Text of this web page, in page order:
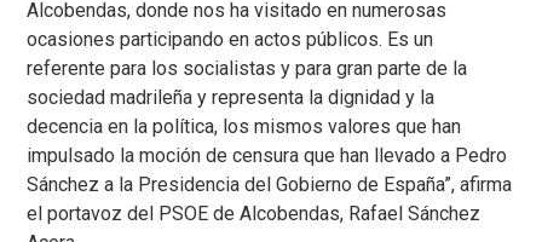
Alcobendas, donde nos ha visitado en numerosas
ocasiones participando en actos públicos. Es un
referente para los socialistas y para gran parte de la
sociedad madrileña y representa la dignidad y la
decencia en la política, los mismos valores que han
impulsado la moción de censura que han llevado a Pedro
Sánchez a la Presidencia del Gobierno de España”, afirma
el portavoz del PSOE de Alcobendas, Rafael Sánchez